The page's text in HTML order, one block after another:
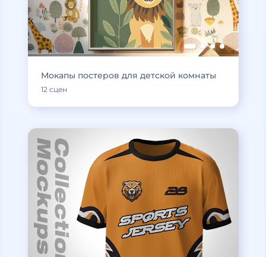
Мокапы постеров для детской комнаты
12 сцен